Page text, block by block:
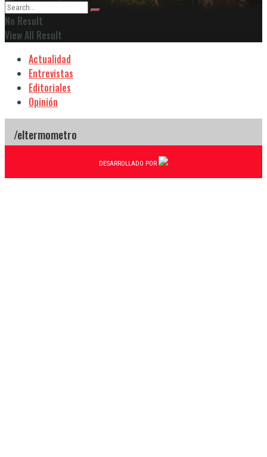
No Result
View All Result
Actualidad
Entrevistas
Editoriales
Opinión
DESARROLLADO POR